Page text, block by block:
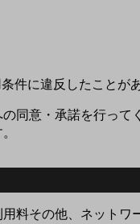
件に違反したことが
同意・承諾を行って
料その他、ネットワ